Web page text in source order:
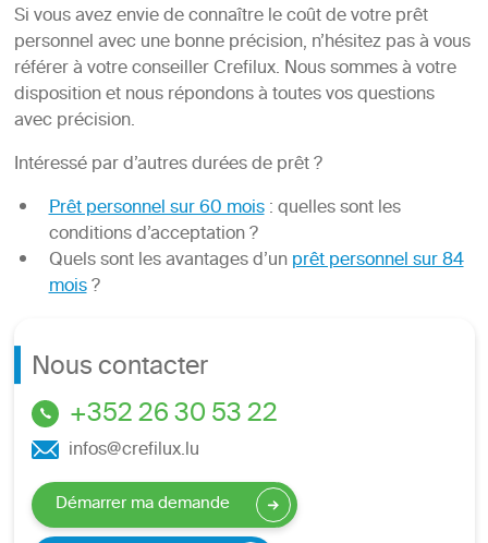
Si vous avez envie de connaître le coût de votre prêt
personnel avec une bonne précision, n’hésitez pas à vous
référer à votre conseiller Crefilux. Nous sommes à votre
disposition et nous répondons à toutes vos questions
avec précision.
Intéressé par d’autres durées de prêt ?
Prêt personnel sur 60 mois: quelles sont les
conditions d’acceptation ?
Quels sont les avantages d’unprêt personnel sur 84
mois?
Nous contacter
+352 26 30 53 22
infos@crefilux.lu
Démarrer ma demande